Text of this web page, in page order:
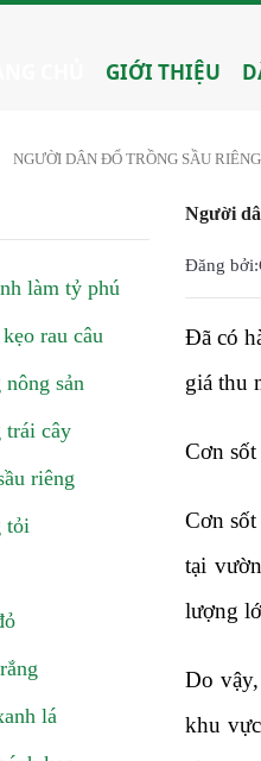
GIỚI THIỆU
NGƯỜI DÂN ĐỔ TRỒNG SẦU RIÊNG
Người
Đăng
Đã có
giá thu
Cơn sốt
Cơn
tại
lượng
Do
khu
làm tỷ phú
rau câu
sản
cây
riêng
tỏi
lá